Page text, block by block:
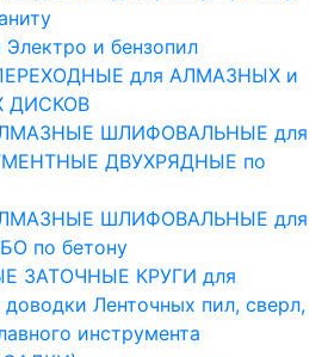
и бензопил
для АЛМАЗНЫХ и
ДИСКОВ
ШЛИФОВАЛЬНЫЕ для
ДВУХРЯДНЫЕ по
ШЛИФОВАЛЬНЫЕ для
по бетону
ЗАТОЧНЫЕ КРУГИ для
доводки Ленточных пил, сверл,
инструмента